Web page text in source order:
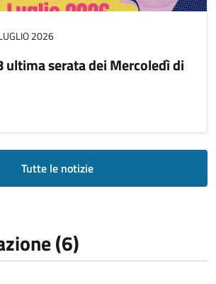
2026
ultima serata dei Mercoledì di
Tutte le notizie
(6)